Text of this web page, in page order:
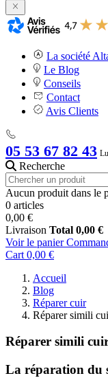
La société
Le Blog
Conseils
Contact
Avis Clients
05 53 67 82 43
Recherche
Aucun produit dans le
0 articles
0,00 €
Livraison Total 0,00 €
Voir le panier
Cart 0,00 €
Accueil
Blog
Réparer cuir
Réparer simili
Réparer simili
La réparation du